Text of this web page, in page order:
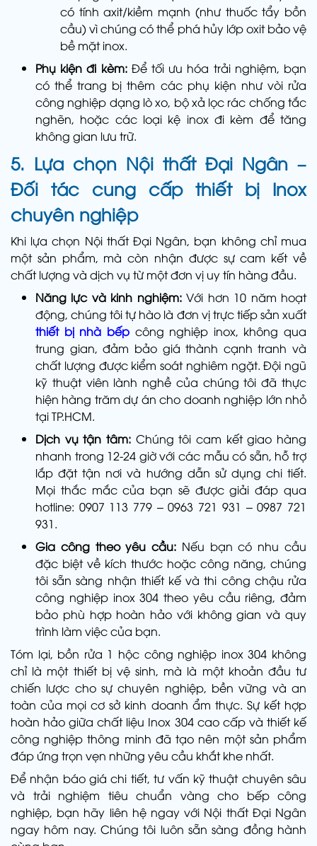
có tính axit/kiềm mạnh (như thuốc tẩy bồn
cầu) vì chúng có thể phá hủy lớp oxit bảo vệ
bề mặt inox.
Phụ kiện đi kèm:Để tối ưu hóa trải nghiệm, bạn
có thể trang bị thêm các phụ kiện như vòi rửa
công nghiệp dạng lò xo, bộ xả lọc rác chống tắc
nghẽn, hoặc các loại kệ inox đi kèm để tăng
không gian lưu trữ.
5. Lựa chọn Nội thất Đại Ngân –
Đối tác cung cấp thiết bị Inox
chuyên nghiệp
Khi lựa chọn Nội thất Đại Ngân, bạn không chỉ mua
một sản phẩm, mà còn nhận được sự cam kết về
chất lượng và dịch vụ từ một đơn vị uy tín hàng đầu.
Năng lực và kinh nghiệm:Với hơn 10 năm hoạt
động, chúng tôi tự hào là đơn vị trực tiếp sản xuất
thiết bị nhà bếpcông nghiệp inox, không qua
trung gian, đảm bảo giá thành cạnh tranh và
chất lượng được kiểm soát nghiêm ngặt. Đội ngũ
kỹ thuật viên lành nghề của chúng tôi đã thực
hiện hàng trăm dự án cho doanh nghiệp lớn nhỏ
tại TP.HCM.
Dịch vụ tận tâm: Chúng tôi cam kết giao hàng
nhanh trong 12-24 giờ với các mẫu có sẵn, hỗ trợ
lắp đặt tận nơi và hướng dẫn sử dụng chi tiết.
Mọi thắc mắc của bạn sẽ được giải đáp qua
hotline: 0907 113 779 – 0963 721 931 – 0987 721
931.
Gia công theo yêu cầu: Nếu bạn có nhu cầu
đặc biệt về kích thước hoặc công năng, chúng
tôi sẵn sàng nhận thiết kế và thi công chậu rửa
công nghiệp inox 304 theo yêu cầu riêng, đảm
bảo phù hợp hoàn hảo với không gian và quy
trình làm việc của bạn.
Tóm lại, bồn rửa 1 hộc công nghiệp inox 304 không
chỉ là một thiết bị vệ sinh, mà là một khoản đầu tư
chiến lược cho sự chuyên nghiệp, bền vững và an
toàn của mọi cơ sở kinh doanh ẩm thực. Sự kết hợp
hoàn hảo giữa chất liệu Inox 304 cao cấp và thiết kế
công nghiệp thông minh đã tạo nên một sản phẩm
đáp ứng trọn vẹn những yêu cầu khắt khe nhất.
Để nhận báo giá chi tiết, tư vấn kỹ thuật chuyên sâu
và trải nghiệm tiêu chuẩn vàng cho bếp công
nghiệp, bạn hãy liên hệ ngay với Nội thất Đại Ngân
ngay hôm nay. Chúng tôi luôn sẵn sàng đồng hành